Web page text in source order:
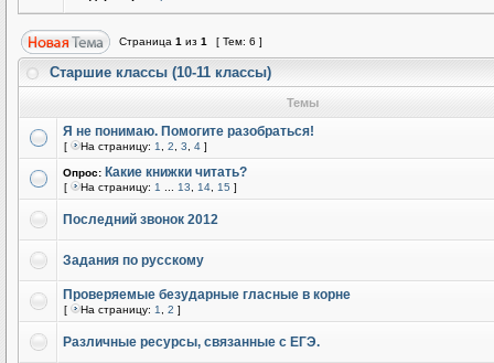
Страница 1 из 1 [ Тем: 6 ]
Старшие классы (10-11 классы)
Темы
Я не понимаю. Помогите разобраться!
[ На страницу: 1 2 3 4 ]
Опрос: Какие книжки читать?
[ На страницу: 1 13 14 15 ]
Последний звонок 2012
Задания по русскому
Проверяемые безударные гласные в корне
[ На страницу: 1 2 ]
Различные ресурсы, связанные с ЕГЭ.